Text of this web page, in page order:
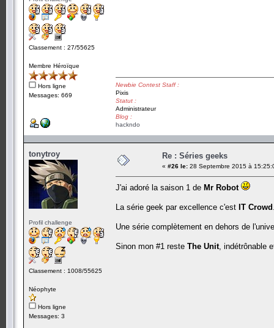
Classement : 27/55625
Membre Héroïque
Hors ligne
Messages: 669
Newbie Contest Staff :
Pixis
Statut :
Administrateur
Blog :
hackndo
tonytroy
Profil challenge
Classement : 1008/55625
Néophyte
Hors ligne
Messages: 3
Re : Séries geeks
« #26 le: 28 Septembre 2015 à
J'ai adoré la saison 1 de Mr Robot
La série geek par excellence c'est IT Crowd
Une série complètement en dehors de
Sinon mon #1 reste The Unit , indétrônable